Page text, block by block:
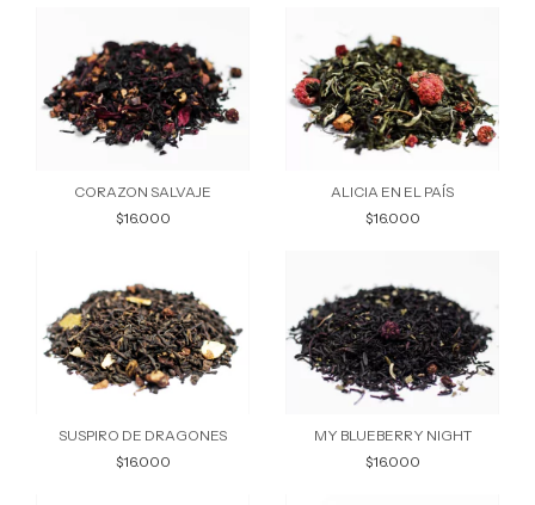
CORAZON SALVAJE
$16.000
ALICIA EN EL PAÍS
$16.000
SUSPIRO DE DRAGONES
$16.000
MY BLUEBERRY NIGHT
$16.000